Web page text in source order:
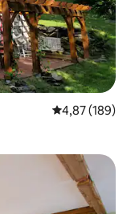
Évaluation
4,87 (189)